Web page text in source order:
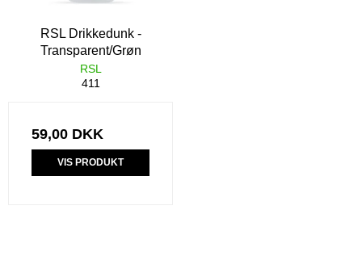
RSL Drikkedunk -
Transparent/Grøn
RSL
411
59,00 DKK
VIS PRODUKT